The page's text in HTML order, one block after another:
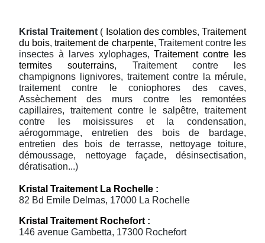
Kristal Traitement ( Isolation des combles,Traitement
du bois,traitement de charpente, Traitement contre les
insectes à larves xylophages,Traitement contre les
termites souterrains, Traitement contre les
champignons lignivores, traitement contre la mérule,
traitement contre le coniophores des caves,
Assèchement des murs contre les remontées
capillaires, traitement contre le salpêtre, traitement
contre les moisissures et la condensation,
aérogommage, entretien des bois de bardage,
entretien des bois de terrasse, nettoyage toiture,
démoussage, nettoyage façade, désinsectisation,
dératisation...)
Kristal Traitement La Rochelle :
82 Bd Emile Delmas, 17000 La Rochelle
Kristal Traitement Rochefort :
146 avenue Gambetta, 17300 Rochefort